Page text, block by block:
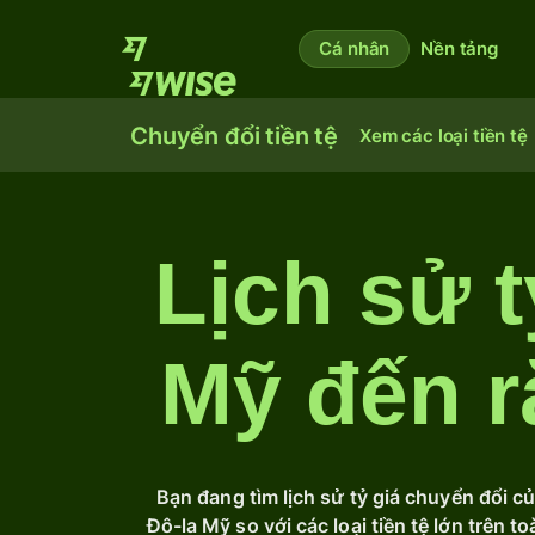
Cá nhân Nền tảng
Chuyển đổi tiền tệ Xem các loại tiền tệ
Lịch sử
Mỹ đến
Bạn đang tìm lịch sử tỷ giá chuyển đổi
Đô-la Mỹ so với các loại tiền tệ lớn trên